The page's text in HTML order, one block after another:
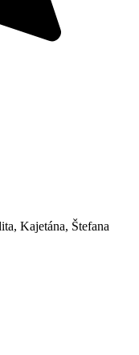
Kajetána, Štefana